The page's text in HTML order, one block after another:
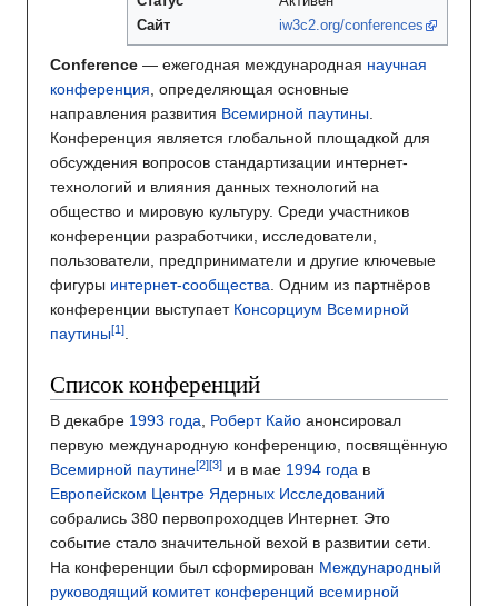
Сайт
iw3c2.org/conferences
Conference — ежегодная международная научная
конференция, определяющая основные
направления развития Всемирной паутины.
Конференция является глобальной площадкой для
обсуждения вопросов стандартизации интернет-
технологий и влияния данных технологий на
общество и мировую культуру. Среди участников
конференции разработчики, исследователи,
пользователи, предприниматели и другие ключевые
фигуры интернет-сообщества. Одним из партнёров
конференции выступает Консорциум Всемирной
паутины
.
Список конференций
В декабре 1993 года, Роберт Кайо анонсировал
первую международную конференцию, посвящённую
Всемирной паутине
и в мае 1994 года в
Европейском Центре Ядерных Исследований
собрались 380 первопроходцев Интернет. Это
событие стало значительной вехой в развитии сети.
На конференции был сформирован Международный
руководящий комитет конференций всемирной